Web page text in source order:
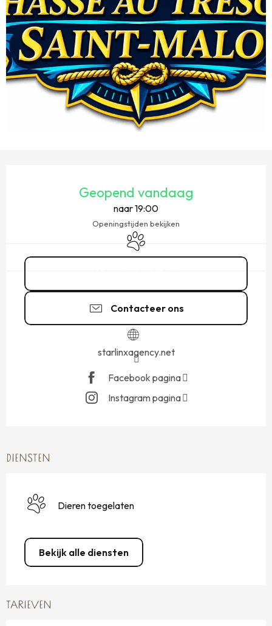
Geopend vandaag
naar 19:00
Openingstijden bekijken
Dieren toegelaten
Contacteer ons
starlinxagency.net
Facebook pagina
Instagram pagina
DIENSTEN
Dieren toegelaten
Bekijk alle diensten
TARIEVEN